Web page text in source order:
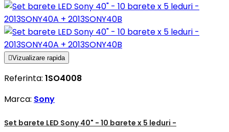
Vizualizare rapida
Referinta: 1SO4008
Marca: Sony
Set barete LED Sony 40" - 10 barete x 5 leduri -